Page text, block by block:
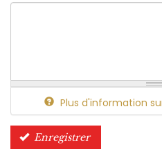
Plus d'information
Enregistrer